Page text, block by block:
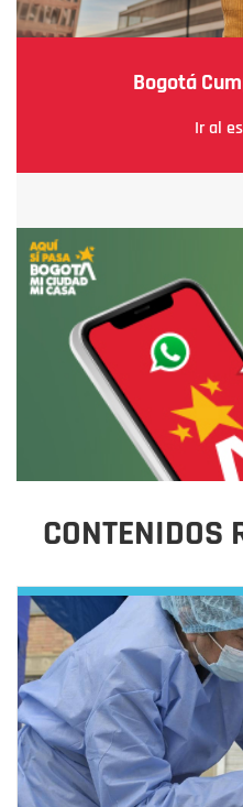
Bogotá
Ir al
CONTENIDOS